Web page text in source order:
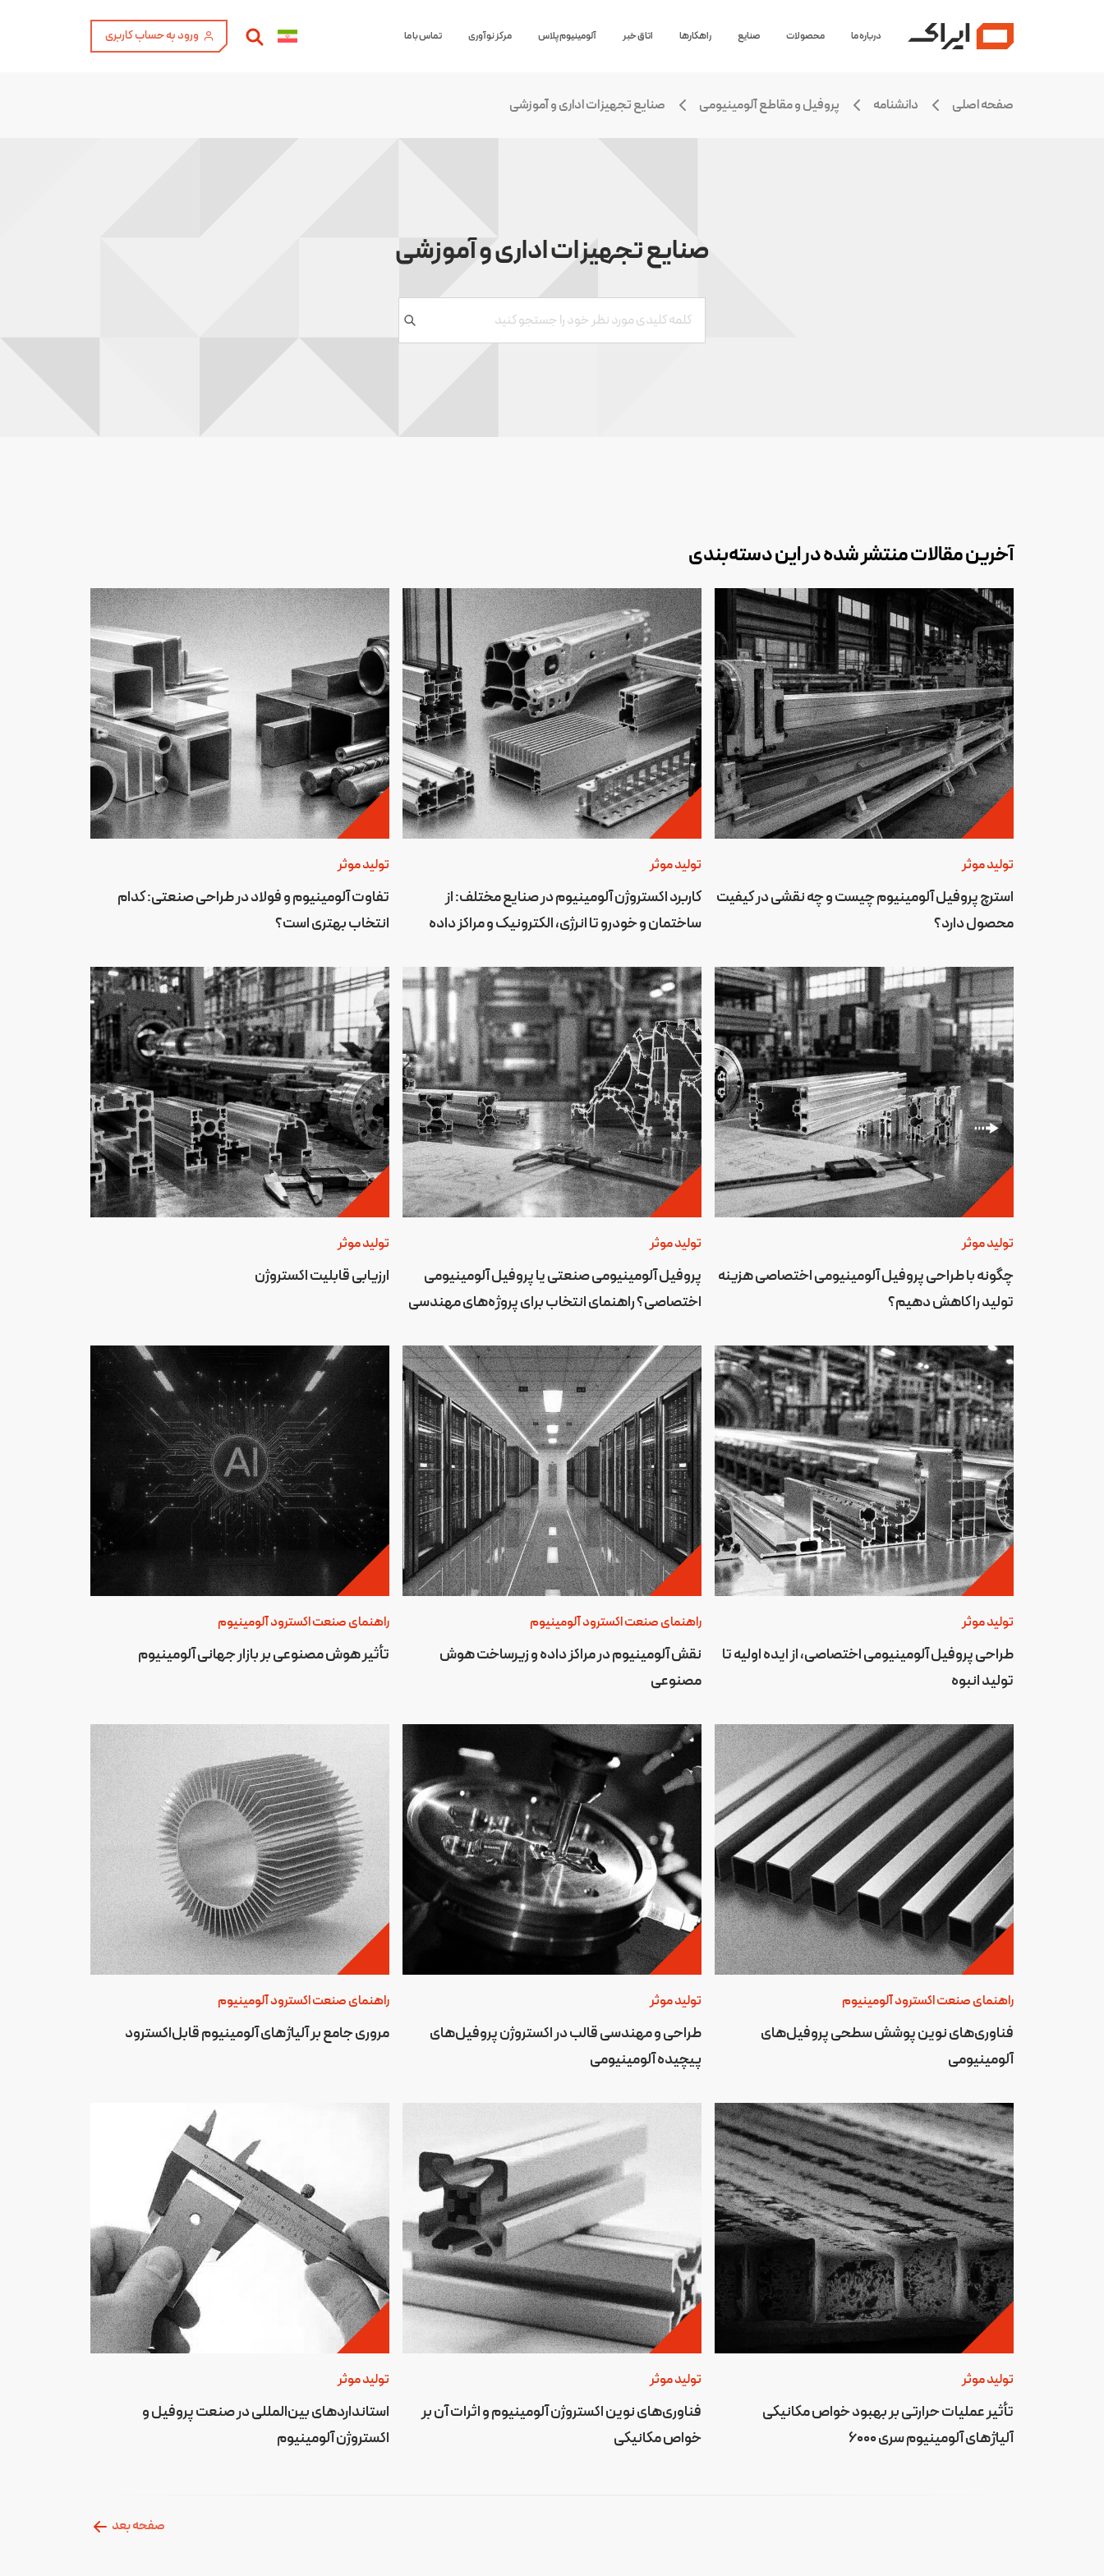
درباره ما محصولات صنایع راهکارها اتاق خبر آلومینیوم پلاس مرکز نوآوری تماس با ما ورود به حساب کاربری
صفحه اصلی دانشنامه پروفیل و مقاطع آلومینیومی صنایع تجهیزات اداری و آموزشی
صنایع تجهیزات اداری و آموزشی
آخرین مقالات منتشر شده در این دسته‌بندی
تولید موثر
استرچ پروفیل آلومینیوم چیست و چه نقشی در کیفیت
محصول دارد؟
تولید موثر
کاربرد اکستروژن آلومینیوم در صنایع مختلف: از
ساختمان و خودرو تا انرژی، الکترونیک و مراکز داده
تولید موثر
تفاوت آلومینیوم و فولاد در طراحی صنعتی: کدام
انتخاب بهتری است؟
تولید موثر
چگونه با طراحی پروفیل آلومینیومی اختصاصی هزینه
تولید را کاهش دهیم؟
تولید موثر
پروفیل آلومینیومی صنعتی یا پروفیل آلومینیومی
اختصاصی؟ راهنمای انتخاب برای پروژه‌های مهندسی
تولید موثر
ارزیابی قابلیت اکستروژن
تولید موثر
طراحی پروفیل آلومینیومی اختصاصی، از ایده اولیه تا
تولید انبوه
راهنمای صنعت اکسترود آلومینیوم
نقش آلومینیوم در مراکز داده و زیرساخت هوش
مصنوعی
راهنمای صنعت اکسترود آلومینیوم
تأثیر هوش مصنوعی بر بازار جهانی آلومینیوم
راهنمای صنعت اکسترود آلومینیوم
فناوری‌های نوین پوشش سطحی پروفیل‌های
آلومینیومی
تولید موثر
طراحی و مهندسی قالب در اکستروژن پروفیل‌های
پیچیده آلومینیومی
راهنمای صنعت اکسترود آلومینیوم
مروری جامع بر آلیاژهای آلومینیوم قابل‌اکسترود
تولید موثر
تأثیر عملیات حرارتی بر بهبود خواص مکانیکی
آلیاژهای آلومینیوم سری 6000
تولید موثر
فناوری‌های نوین اکستروژن آلومینیوم و اثرات آن بر
خواص مکانیکی
تولید موثر
استانداردهای بین‌المللی در صنعت پروفیل و
اکستروژن آلومینیوم
صفحه بعد